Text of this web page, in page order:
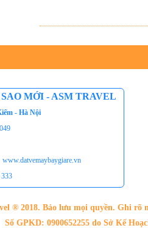
MỚI - ASM TRAVEL
- Hà Nội
www.datvemaybaygiare.vn
® 2018. Bảo lưu mọi quyền. Ghi
Số GPKD: 0900652255 do Sở Kế